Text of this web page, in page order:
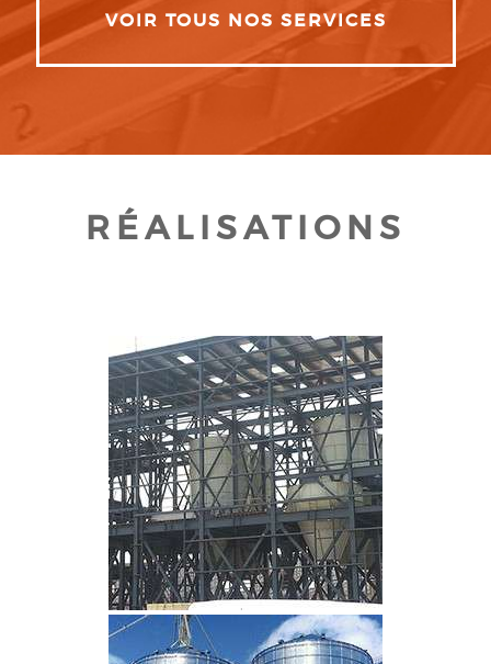
VOIR TOUS NOS SERVICES
RÉALISATIONS
CLIQUEZ POUR AGRANDIR